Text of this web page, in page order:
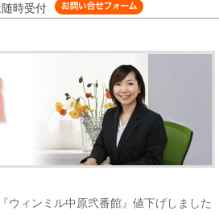
随時受付
ウィンミル中原弐番館』値下げしました